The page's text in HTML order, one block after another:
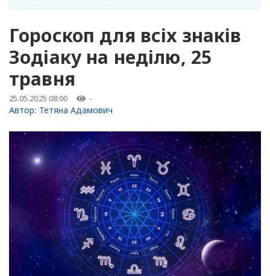
Гороскоп для всіх знаків
Зодіаку на неділю, 25
травня
25.05.2025 08:00 -
Автор: Тетяна Адамович